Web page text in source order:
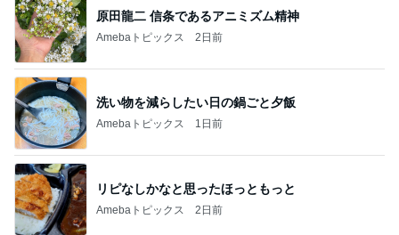
原田龍二 信条であるアニミズム精神
Amebaトピックス 2日前
洗い物を減らしたい日の鍋ごと夕飯
Amebaトピックス 1日前
リピなしかなと思ったほっともっと
Amebaトピックス 2日前